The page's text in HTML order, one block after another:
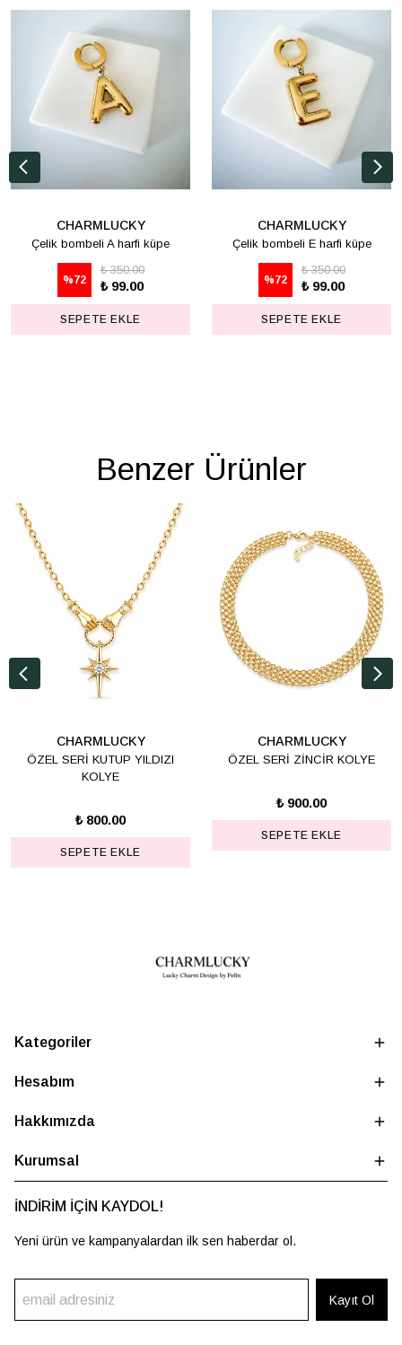
CHARMLUCKY
Çelik bombeli A harfi küpe
%72
₺ 350.00
₺ 99.00
SEPETE EKLE
CHARMLUCKY
Çelik bombeli E harfi küpe
%72
₺ 350.00
₺ 99.00
SEPETE EKLE
Benzer Ürünler
CHARMLUCKY
ÖZEL SERİ KUTUP YILDIZI
KOLYE
₺ 800.00
SEPETE EKLE
CHARMLUCKY
ÖZEL SERİ ZİNCİR KOLYE
₺ 900.00
SEPETE EKLE
Kategoriler
Hesabım
Hakkımızda
Kurumsal
İNDİRİM İÇİN KAYDOL!
Yeni ürün ve kampanyalardan ilk sen haberdar ol.
Kayıt Ol